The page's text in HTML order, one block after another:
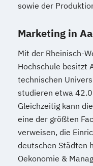
sowie der
Marketing in
Mit der Rheinisch-
Hochschule besitzt
technischen
studieren etwa
Gleichzeitig kann
eine der größten
verweisen, die
deutschen Städten
Oekonomie &